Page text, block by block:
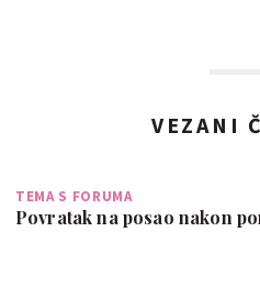
VEZANI
TEMA S FORUMA
Povratak na posao nakon